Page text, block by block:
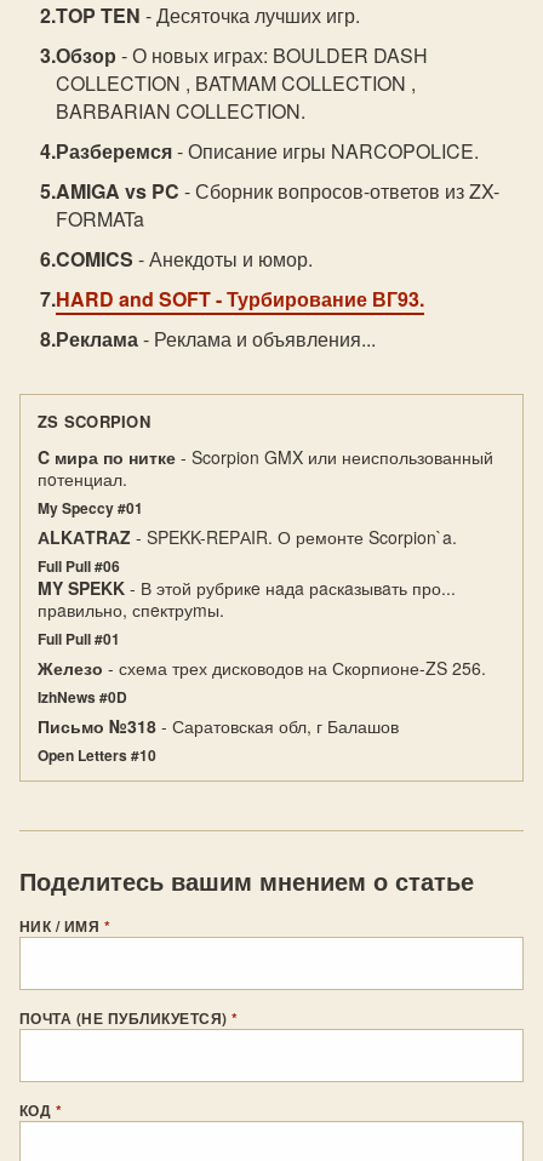
TOP TEN - Десяточка лучших игр.
Обзор - О новых играх: BOULDER DASH
COLLECTION , BATMAM COLLECTION ,
BARBARIAN COLLECTION.
Разберемся- Описание игры NARCOPOLICE.
AMIGA vs PC - Сборник вопросов-ответов из ZX-
FORMATa
COMICS - Анекдоты и юмор.
HARD and SOFT- Турбирование ВГ93.
Реклама- Реклама и объявления...
ZS SCORPION
C мира по нитке - Scorpion GMX или неиспользованный
пoтенциал.
My Speccy #01
АLKАTRАZ - SPEKK-REPАIR. О ремонте Scorpion`a.
Full Pull #06
MY SPEKK - В этой рубрикe нaдa рaскaзывaть про...
прaвильно, спeктруmы.
Full Pull #01
Железо - схема трех дисководов на Скорпионе-ZS 256.
IzhNews #0D
Письмо №318 - Саратовская обл, г Балашов
Open Letters #10
Поделитесь вашим мнением о статье
НИК / ИМЯ *
ПОЧТА (НЕ ПУБЛИКУЕТСЯ)*
КОД *